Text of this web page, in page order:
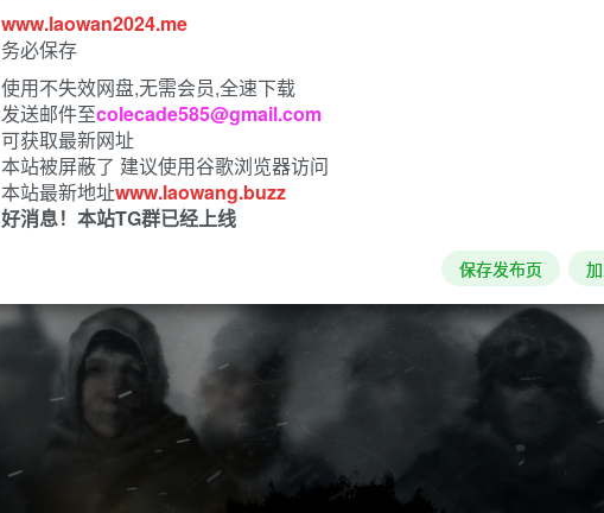
www.laowan2024.me
务必保存
使用不失效网盘,无需会员,全速下载
发送邮件至colecade585@gmail.com
可获取最新网址
本站被屏蔽了 建议使用谷歌浏览器访问
本站最新地址www.laowang.buzz
好消息！本站TG群已经上线
保存发布页